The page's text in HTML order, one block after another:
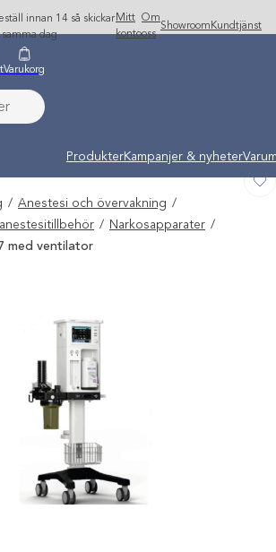
innan 14 så skickar
dag
Mitt
konto
Om
oss
Showroom Kundtjänst
Undermeny stängd: Varumärken
ProdukterKampanjer & nyheter
Varukorg
/ Anestesi och övervakning /
/ Narkosapparater /
med ventilator